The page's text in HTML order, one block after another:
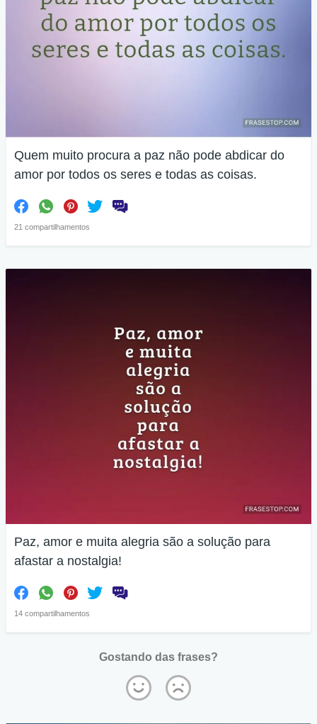
Quem muito procura a paz não pode abdicar do
amor por todos os seres e todas as coisas.
21 compartilhamentos
Paz, amor e muita alegria são a solução para
afastar a nostalgia!
14 compartilhamentos
Gostando das frases?